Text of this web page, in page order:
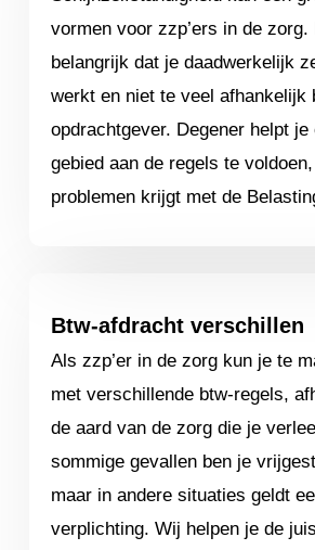
vormen voor zzp’ers in de zorg.
belangrijk dat je daadwerkelijk
werkt en niet te veel afhankelijk
opdrachtgever. Degener helpt je
gebied aan de regels te
problemen krijgt met de
Btw-afdracht verschillen
Als zzp’er in de zorg kun je te
met verschillende btw-regels,
de aard van de zorg die je
sommige gevallen ben je
maar in andere situaties geldt
verplichting. Wij helpen je de